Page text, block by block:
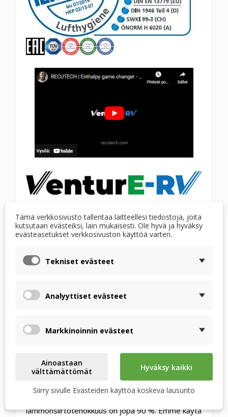
entalpianvaihtimesta
ainutlaatuisen?
k-marginaali">
Korkea lämpötehokkuus – Materiaalien ansiosta,
jotka mahdollistavat lämmönvaihtopinnan
muotoilun ja siten sen lisäämisen,
lämmönsiirtotehokkuus on jopa 90 %. Emme käytä
Tämä verkkosivusto tallentaa laitteellesi tiedostoja, joita
kutsutaan evästeiksi, lain mukaisesti. Ole hyvä ja hyväksy
evästeasetukset verkkosivuston käyttöä varten.
Tekniset evästeet
Analyyttiset evästeet
Markkinoinnin evästeet
Ainoastaan
välttämättömät
Hyväksy kaikki
Siirry sivulle Evästeiden käyttöä koskeva lausunto